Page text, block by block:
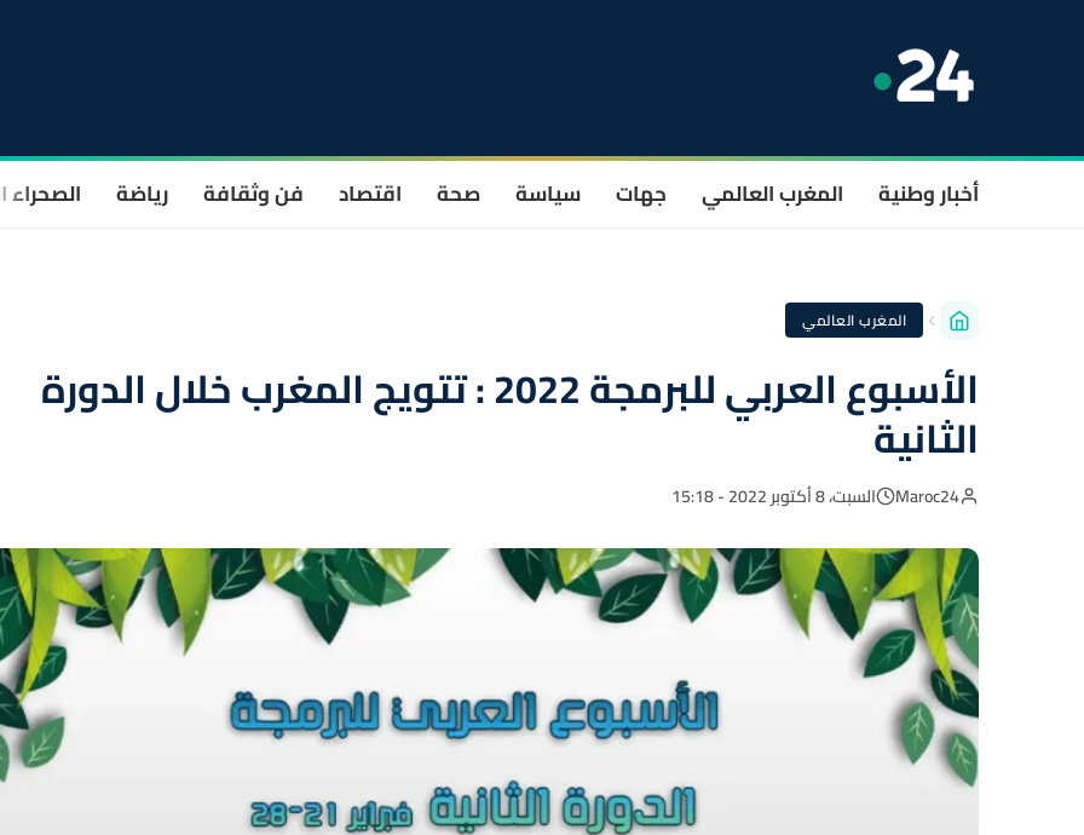
أخبار وطنية المغرب العالمي جهات سياسة صحة اقتصاد فن وثقافة رياضة الصحراء
المغرب العالمي
الأسبوع العربي للبرمجة 2022 : تتويج المغرب خلال الدورة
الثانية
Maroc24 السبت، 8 أكتوبر 2022 - 15:18